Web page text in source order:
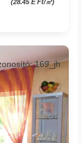
(28.45 E Ft/㎡)
169_jh